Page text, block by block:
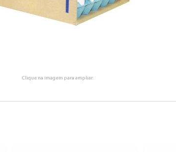
Clique na imagem para ampliar.